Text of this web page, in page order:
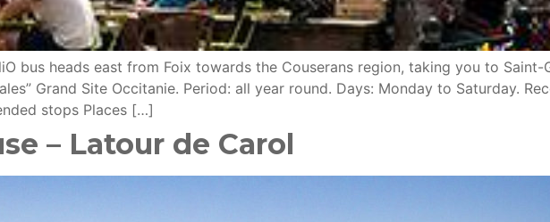
bus heads east from Foix towards the Couserans region, taking you to Saint-
Grand Site Occitanie. Period: all year round. Days: Monday to Saturday.
stops Places […]
– Latour de Carol